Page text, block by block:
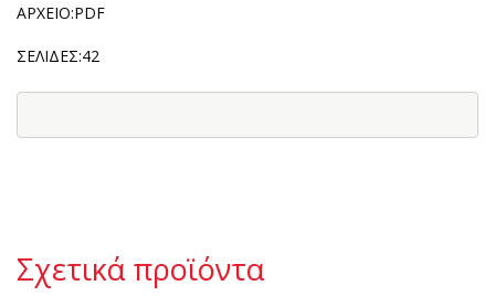
AΡΧΕΙΟ:PDF
ΣΕΛΙΔΕΣ:42
Σχετικά προϊόντα